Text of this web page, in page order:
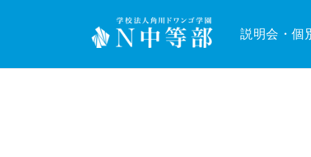
説明会・個